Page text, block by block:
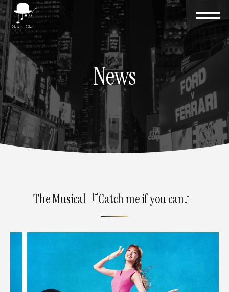
News
The Musical『Catch me if you can』